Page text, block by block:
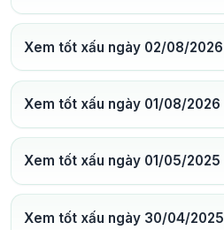
Xem tốt xấu ngày 02/08/2026
Xem tốt xấu ngày 01/08/2026
Xem tốt xấu ngày 01/05/2025
Xem tốt xấu ngày 30/04/2025